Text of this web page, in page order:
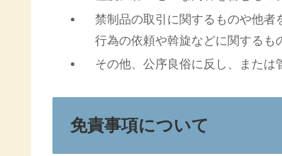
禁制品の取引に関するものや他者
行為の依頼や斡旋などに関するも
その他、公序良俗に反し、または
免責事項について